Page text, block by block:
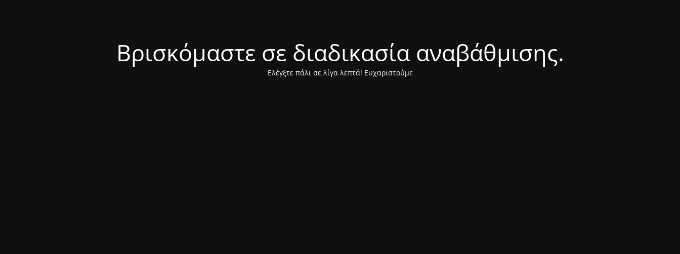
Βρισκόμαστε σε διαδικασία αναβάθμισης.
Ελέγξτε πάλι σε λίγα λεπτά! Ευχαριστούμε